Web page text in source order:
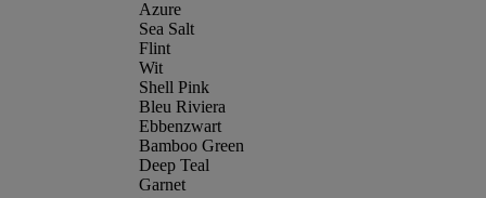
Azure
Sea Salt
Flint
Wit
Shell Pink
Bleu Riviera
Ebbenzwart
Bamboo Green
Deep Teal
Garnet